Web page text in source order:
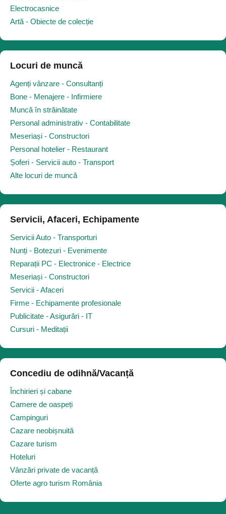
Electrocasnice
Artă - Obiecte de colecție
Locuri de muncă
Agenți vânzare - Consultanți
Bone - Menajere - Infirmiere
Muncă în străinătate
Personal administrativ - Contabilitate
Meseriași - Constructori
Personal hotelier - Restaurant
Șoferi - Servicii auto - Transport
Alte locuri de muncă
Servicii, Afaceri, Echipamente
Servicii Auto - Transporturi
Nunți - Botezuri - Evenimente
Reparații PC - Electronice - Electrice
Meseriași - Constructori
Servicii - Afaceri
Firme - Echipamente profesionale
Publicitate - Asigurări - IT
Cursuri - Meditații
Concediu de odihnă/Vacanță
Închirieri și cabane
Camere de oaspeți
Campinguri
Cazare neobișnuită
Cazare turism
Hoteluri
Vânzări private de vacanță
Oferte agro turism România